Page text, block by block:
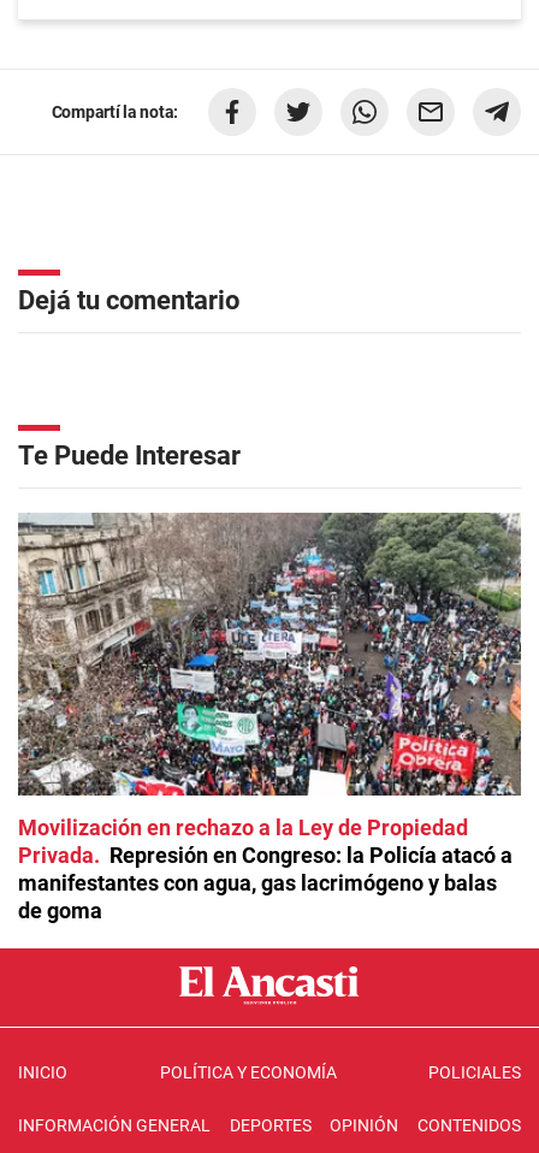
Compartí la nota:
Dejá tu comentario
Te Puede Interesar
Movilización en rechazo a la Ley de Propiedad
Privada
Represión en Congreso: la Policía atacó a
manifestantes con agua, gas lacrimógeno y balas
de goma
INICIO POLÍTICA Y ECONOMÍA POLICIALES
INFORMACIÓN GENERAL DEPORTES OPINIÓN CONTENIDOS